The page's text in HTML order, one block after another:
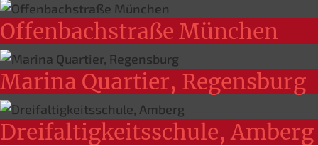
Offenbachstraße München
Marina Quartier, Regensburg
Dreifaltigkeits­schule, Amberg